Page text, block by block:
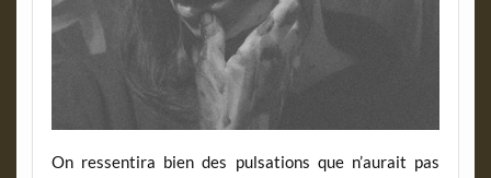
On ressentira bien des pulsations que n’aurait pas